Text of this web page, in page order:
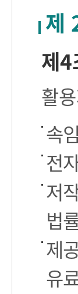
제
제4
활
속
전
저
법
제
유